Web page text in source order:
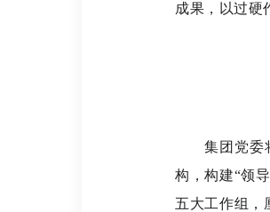
成果，以过硬
集团党委
构，构建“领
五大工作组，